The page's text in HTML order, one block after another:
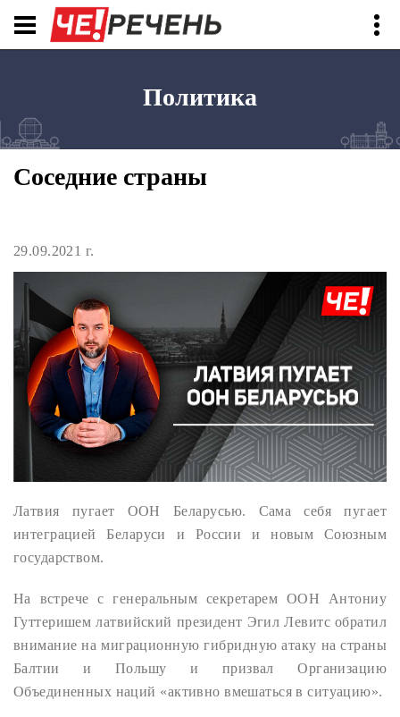
Политика
Соседние страны
29.09.2021 г.
Латвия пугает ООН Беларусью. Сама себя пугает
интеграцией Беларуси и России и новым Союзным
государством.
На встрече с генеральным секретарем ООН Антониу
Гуттеришем латвийский президент Эгил Левитс обратил
внимание на миграционную гибридную атаку на страны
Балтии и Польшу и призвал Организацию
Объединенных наций «активно вмешаться в ситуацию».